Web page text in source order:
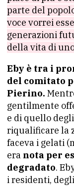
parte del
voce vorrei
generazioni
della vita di
Eby è tra i
del comitato
Pierino.
gentilmente
e di quello
riqualificare la
faceva i gelati
era nota per
degradato.
i residenti,